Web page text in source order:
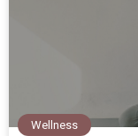
Wellness